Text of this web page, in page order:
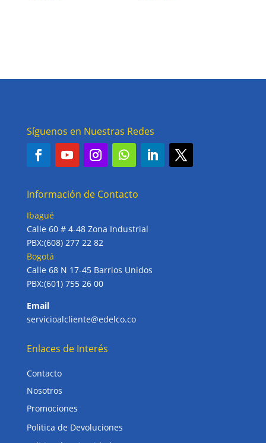
Síguenos en Nuestras Redes
Información de Contacto
Ibagué
Calle 60 # 4-48 Zona Industrial
PBX:(608) 277 22 82
Bogotá
Calle 68 N 17-45 Barrios Unidos
PBX:(601) 755 26 00
Email
servicioalcliente@edelco.co
Enlaces de Interés
Contacto
Nosotros
Promociones
Politica de Devoluciones